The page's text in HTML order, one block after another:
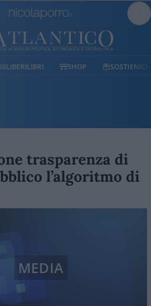
LIBERILIBRI SHOP SOSTIENICI
trasparenza di
l’algoritmo di
MEDIA